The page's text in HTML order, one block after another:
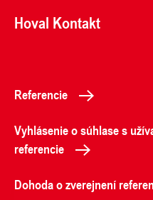
Hoval Kontakt
Referencie
Vyhlásenie o súhlase s
referencie
Dohoda o zverejnení